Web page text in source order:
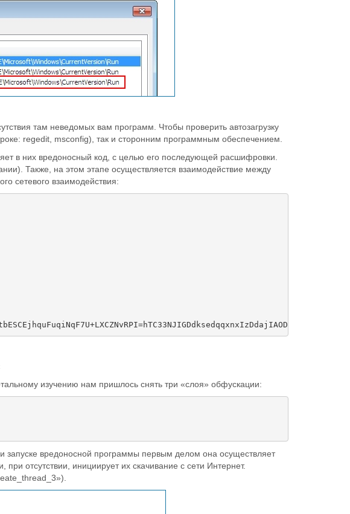
там неведомых вам программ. Чтобы проверить автозагрузку
regedit, msconfig), так и сторонним программным обеспечением.
в них вредоносный код, с целью его последующей расшифровки.
Также, на этом этапе осуществляется взаимодействие между
сетевого взаимодействия:
изучению нам пришлось снять три «слоя» обфускации:
вредоносной программы первым делом она осуществляет
отсутствии, инициирует их скачивание с сети Интернет.